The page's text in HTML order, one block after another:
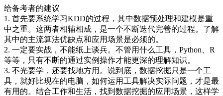
给备考者的建议
1. 首先要系统学习KDD的过程，其中数据预处理和建模是重
中之重。这两者相辅相成，是一个不断迭代完善的过程。了解
其中的主流算法优缺点和应用场景是必须的。
2. 一定要实战，不能纸上谈兵。不管用什么工具，Python、R
等等，只有不断的通过实例操作才能更深的理解知识。
3. 不光要学，还要找地方用。说到底，数据挖掘只是一个工
具，就好比现在的电脑，如何运用工具解决实际问题，才是最
有用的。结合工作和生活，找到数据挖掘的应用场景，这样学